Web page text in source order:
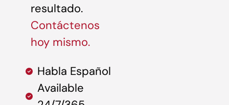
resultado.
Contáctenos
hoy mismo.
Habla Español
Available